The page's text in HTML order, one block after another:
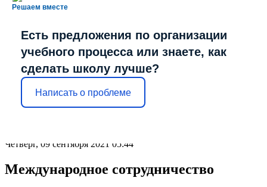
Решаем вместе
Есть предложения по организации
учебного процесса или знаете, как
сделать школу лучше?
Написать о проблеме
Четверг, 09 сентября 2021 05:44
Международное сотрудничество